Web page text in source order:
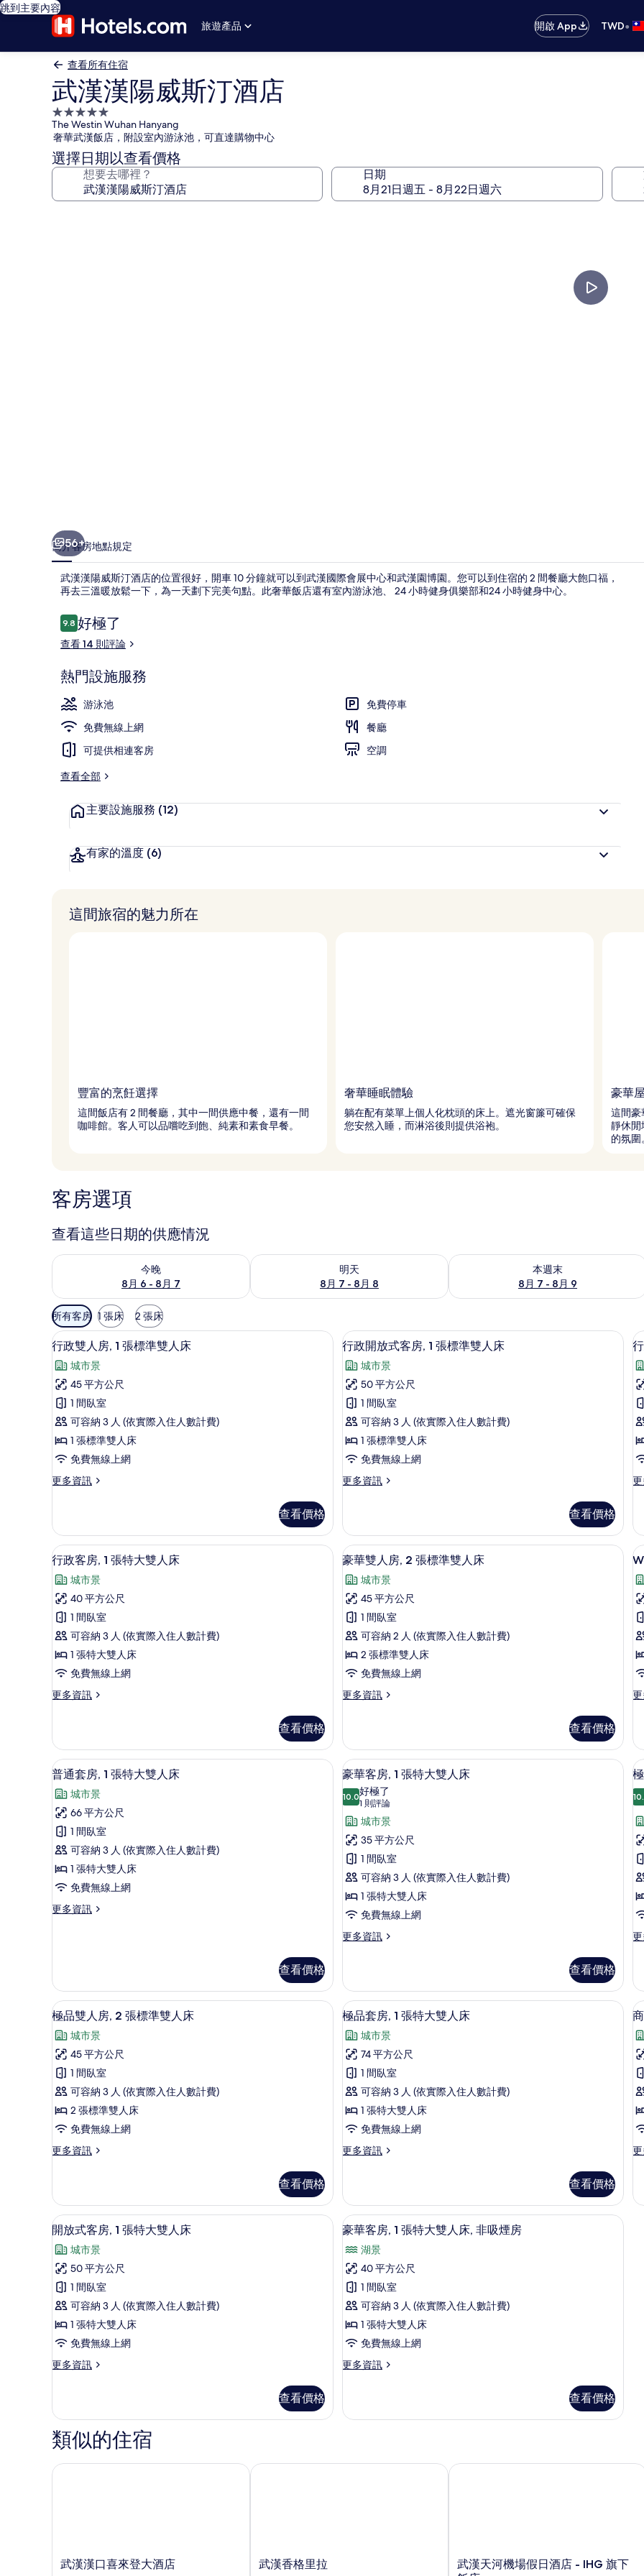
跳到主要內容
旅遊產品
開啟 App TWD•
查看所有住宿
武漢漢陽威斯汀酒店
5.0
星
級
住
宿
The Westin Wuhan Hanyang
奢華武漢飯店，附設室內游泳池，可直達購物中心
選擇日期以查看價格
想要去哪裡？ 日期
56+
簡介客房地點規定
武漢漢陽威斯汀酒店的位置很好，開車 10 分鐘就可以到武漢國際會展中心和武漢園博園。您可以到住宿的 2 間餐廳大飽口福，
再去三溫暖放鬆一下，為一天劃下完美句點。此奢華飯店還有室內游泳池、 24 小時健身俱樂部和24 小時健身中心。
評
論
9.89.8 分，滿分 10 分，
好極了
查看 14 則評論
熱門設施服務
游泳池
免費停車
免費無線上網
餐廳
可提供相連客房
空調
查看全部
主要設施服務 (12)
有家的溫度 (6)
這間旅宿的魅力所在
豐富的烹飪選擇
這間飯店有 2 間餐廳，其中一間供應中餐，還有一間
咖啡館。客人可以品嚐吃到飽、純素和素食早餐。
奢華睡眠體驗
躺在配有菜單上個人化枕頭的床上。遮光窗簾可確保
您安然入睡，而淋浴後則提供浴袍。
豪華
這間豪
靜休閒
的氛圍。
客房選項
查看這些日期的供應情況
今晚
8月 6 - 8月 7
查看今晚 (8月 6 - 8月 7) 的供應情況
明天
8月 7 - 8月 8
查看明天 (8月 7 - 8月 8) 的供應情況
本週末
8月 7 - 8月 9
查看本週末 (8月 7 - 8月 9) 的供應情況
可
用
的
客
房
篩
選
條
件
所有客房 1 張床 2 張床
顯
示
行
政
雙
人
房,
張
準
雙
人
床
的
所
有
相
片
5
行政雙人房, 1 張標準雙人床
城市景
45 平方公尺
1 間臥室
可容納 3 人 (依實際入住人數計費)
1 張標準雙人床
免費無線上網
更多資訊
更
雙
人
房,
1
張
標
準
雙
人
床
的
詳
查看價格
顯
示
行
政
開
放
式
房,
張
標
準
雙
人
床
的
所
有
相
5
行政開放式客房, 1 張標準雙人床
城市景
50 平方公尺
1 間臥室
可容納 3 人 (依實際入住人數計費)
1 張標準雙人床
免費無線上網
更多資訊
更
開
放
式
房,
張
標
準
雙
人
床
詳
查看價格
示
放
張
更
開
放
式
房,
張
標
準
雙
人
床
詳
顯
示
行
政
客
房,
1
張
特
雙
人
床
的
所
有
相
片
迷你吧、客房內保險箱、書桌、筆電工作空間
7
行政客房, 1 張特大雙人床
城市景
40 平方公尺
1 間臥室
可容納 3 人 (依實際入住人數計費)
1 張特大雙人床
免費無線上網
更多資訊
更
客
房,
1
張
特
大
雙
人
床
的
詳
情
查看價格
顯
示
豪
華
雙
人
房,
張
準
雙
人
床
的
所
有
相
片
迷你吧、客房內保險箱、書桌、筆電工
7
豪華雙人房, 2 張標準雙人床
城市景
45 平方公尺
1 間臥室
可容納 2 人 (依實際入住人數計費)
2 張標準雙人床
免費無線上網
更多資訊
更
雙
人
房,
張
準
雙
人
床
的
情
查看價格
顯
示
房,
1
相
更
樂
部
套
1
特
大
雙
人
床,
景
的
情
顯
示
普
通
套
房,
1
張
特
床
的
所
有
相
片
普通套房, 1 張特大雙人床 | 迷你吧、客房內保險箱、書桌、筆電工作空間
9
普通套房, 1 張特大雙人床
城市景
66 平方公尺
1 間臥室
可容納 3 人 (依實際入住人數計費)
1 張特大雙人床
免費無線上網
更多資訊
更
1
張
特
大
雙
人
床
的
詳
查看價格
顯
示
豪
華
客
房,
1
張
特
大
床
的
所
有
相
片
迷你吧、客房內保險箱、書桌、筆電工
8
豪華客房, 1 張特大雙人床
10.010.0 分，滿分 10 分
好極了
1 則評論
(1
則
評
論)
城市景
35 平方公尺
1 間臥室
可容納 3 人 (依實際入住人數計費)
1 張特大雙人床
免費無線上網
更多資訊
更
客
房,
1
特
大
雙
人
床
的
詳
情
查看價格
顯
1
所
更
客
房,
1
特
大
雙
人
床
的
詳
情
顯
示
極
品
雙
人
房,
張
準
雙
人
床
的
所
有
相
片
迷你吧、客房內保險箱、書桌、筆電工作空間
6
極品雙人房, 2 張標準雙人床
城市景
45 平方公尺
1 間臥室
可容納 3 人 (依實際入住人數計費)
2 張標準雙人床
免費無線上網
更多資訊
更
雙
人
房,
2
張
標
準
雙
人
床
的
詳
查看價格
顯
示
極
品
套
房,
1
張
特
雙
人
床
的
所
有
相
片
迷你吧、客房內保險箱、書桌、筆電工
6
極品套房, 1 張特大雙人床
城市景
74 平方公尺
1 間臥室
可容納 3 人 (依實際入住人數計費)
1 張特大雙人床
免費無線上網
更多資訊
更
套
房,
1
特
大
雙
人
床
的
詳
情
查看價格
示
放
張
更
開
顯
示
開
放
式
客
房,
張
大
雙
人
床
片
7
開放式客房, 1 張特大雙人床
城市景
50 平方公尺
1 間臥室
可容納 3 人 (依實際入住人數計費)
1 張特大雙人床
免費無線上網
更多資訊
更
式
客
房,
張
情
查看價格
顯
豪
華
客
房,
1
張
特
雙
非
迷你吧、客房內保險箱、書桌、筆電工
7
豪華客房, 1 張特大雙人床, 非吸煙房
湖景
40 平方公尺
1 間臥室
可容納 3 人 (依實際入住人數計費)
1 張特大雙人床
免費無線上網
更多資訊
更
客
特
查看價格
類似的住宿
武
武漢漢口喜來登大酒店
武漢漢口喜來登大酒店
武
武漢香格里拉
武漢香格里拉
武
武漢天河機場假日酒店 - IHG 旗下
武漢天河機場假日酒店 - IHG 旗下飯店